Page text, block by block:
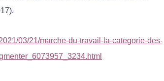
03/21/marche-du-travail-la-categorie-des-